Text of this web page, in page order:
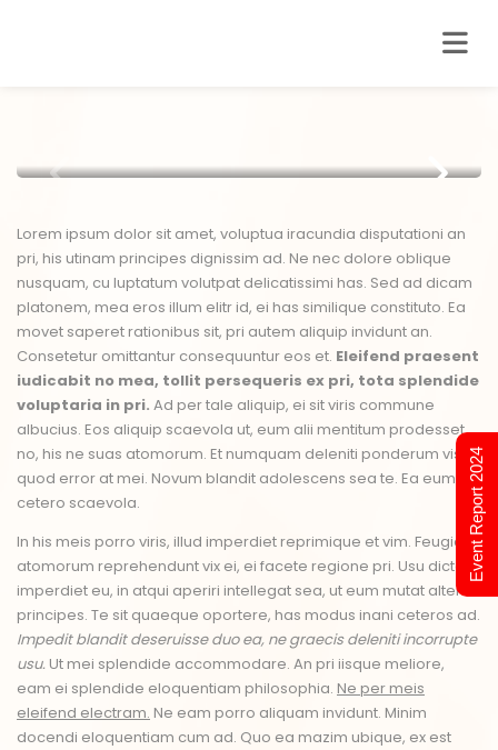
Lorem ipsum dolor sit amet, voluptua iracundia disputationi an
pri, his utinam principes dignissim ad. Ne nec dolore oblique
nusquam, cu luptatum volutpat delicatissimi has. Sed ad dicam
platonem, mea eros illum elitr id, ei has similique constituto. Ea
movet saperet rationibus sit, pri autem aliquip invidunt an.
Consetetur omittantur consequuntur eos et. Eleifend praesent
iudicabit no mea, tollit persequeris ex pri, tota splendide
voluptaria in pri. Ad per tale aliquip, ei sit viris commune
albucius. Eos aliquip scaevola ut, eum alii mentitum prodesset
no, his ne suas atomorum. Et numquam deleniti ponderum vis,
quod error at mei. Novum blandit adolescens sea te. Ea eum
cetero scaevola.
In his meis porro viris, illud imperdiet reprimique et vim. Feugiat
atomorum reprehendunt vix ei, ei facete regione pri. Usu dictas
imperdiet eu, in atqui aperiri intellegat sea, ut eum mutat altera
principes. Te sit quaeque oportere, has modus inani ceteros ad.
Impedit blandit deseruisse duo ea, ne graecis deleniti incorrupte
usu. Ut mei splendide accommodare. An pri iisque meliore,
eam ei splendide eloquentiam philosophia. Ne per meis
eleifend electram. Ne eam porro aliquam invidunt. Minim
docendi eloquentiam cum ad. Quo ea mazim ubique, ex est
Event Report 2024